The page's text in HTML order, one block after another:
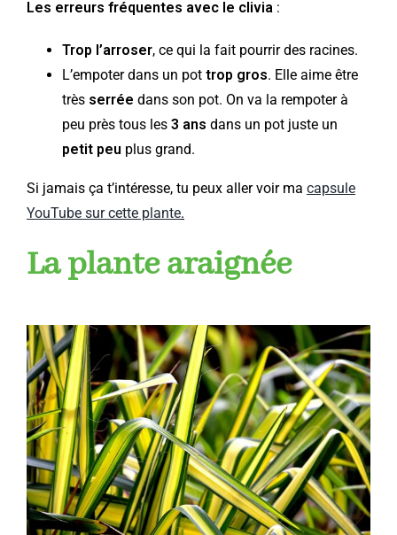
Les erreurs fréquentes avec le clivia:
Trop l’arroser, ce qui la fait pourrir des racines.
L’empoter dans un pot trop gros. Elle aime être
très serrée dans son pot. On va la rempoter à
peu près tous les 3 ans dans un pot juste un
petit peu plus grand.
Si jamais ça t’intéresse, tu peux aller voir ma capsule
YouTube sur cette plante.
La plante araignée